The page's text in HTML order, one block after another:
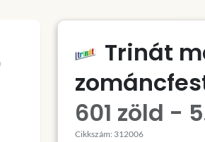
Trinát
601 zöld -
Cikkszám: 312006